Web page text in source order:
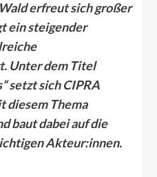
erfreut sich großer
ein steigender
Unter dem Titel
setzt sich CIPRA
diesem Thema
baut dabei auf die
Akteur:innen.